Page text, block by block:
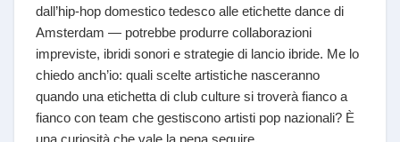
dall’hip-hop domestico tedesco alle etichette dance di
Amsterdam — potrebbe produrre collaborazioni
impreviste, ibridi sonori e strategie di lancio ibride. Me lo
chiedo anch’io: quali scelte artistiche nasceranno
quando una etichetta di club culture si troverà fianco a
fianco con team che gestiscono artisti pop nazionali? È
una curiosità che vale la pena seguire.